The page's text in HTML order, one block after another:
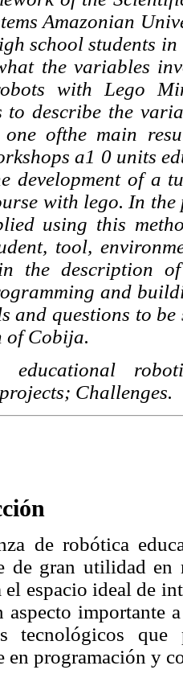
Amazonian
school students
the variables
with Lego
to describe the
ofthe main
a1 0 units
development of a
with lego. In
using this
tool,
in the description
and
and questions to
of Cobija.
educational
Challenges.
de robótica
de gran utilidad
el espacio ideal de
aspecto importante
tecnológicos
en programación y